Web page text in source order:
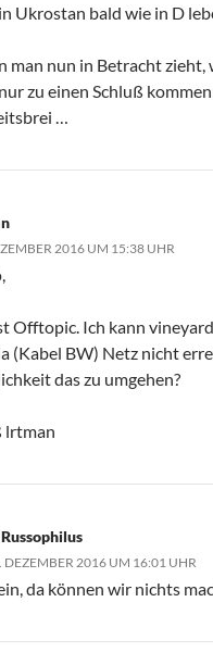
Ukrostan bald wie in D
man nun in Betracht zieht,
zu einen Schluß
…
2016 UM 15:38 UHR
Offtopic. Ich kann
(Kabel BW) Netz nicht
das zu umgehen?
lrtman
Russophilus
DEZEMBER 2016 UM 16:01 UHR
da können wir nichts